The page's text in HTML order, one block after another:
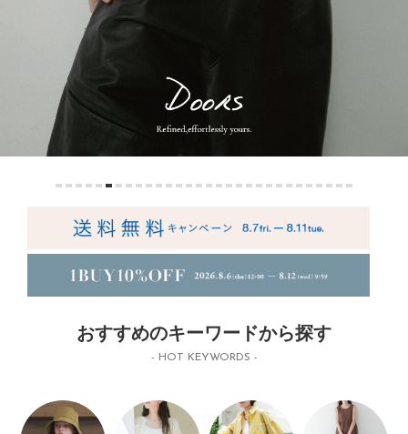
おすすめのキーワードから探す
- HOT KEYWORDS -